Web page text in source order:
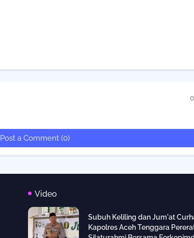
Post a Comment (0)
Video
Subuh Keliling dan Jum'at
Kapolres Aceh Tenggara